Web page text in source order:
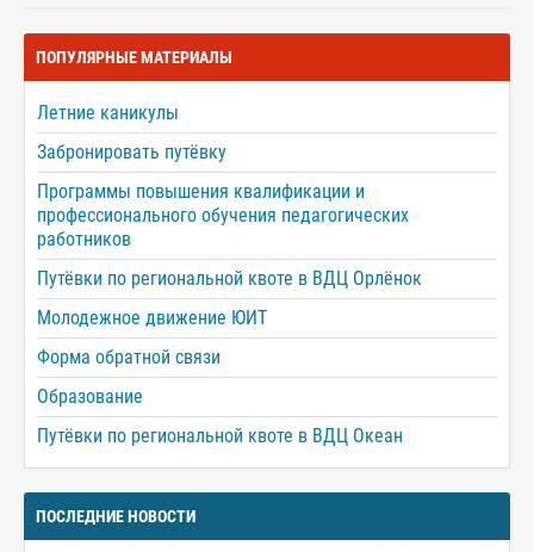
ПОПУЛЯРНЫЕ МАТЕРИАЛЫ
Летние каникулы
Забронировать путёвку
Программы повышения квалификации и
профессионального обучения педагогических
работников
Путёвки по региональной квоте в ВДЦ Орлёнок
Молодежное движение ЮИТ
Форма обратной связи
Образование
Путёвки по региональной квоте в ВДЦ Океан
ПОСЛЕДНИЕ НОВОСТИ